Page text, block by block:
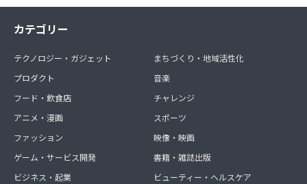
カテゴリー
テクノロジー・ガジェット
プロダクト
フード・飲食店
アニメ・漫画
ファッション
ゲーム・サービス開発
ビジネス・起業
まちづくり・地域活性化
音楽
チャレンジ
スポーツ
映像・映画
書籍・雑誌出版
ビューティー・ヘルスケア